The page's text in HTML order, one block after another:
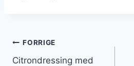
Indlægsnavigation
FORRIGE
Citrondressing med